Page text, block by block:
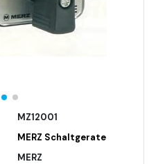
MZ12001
MERZ Schaltgerate
MERZ